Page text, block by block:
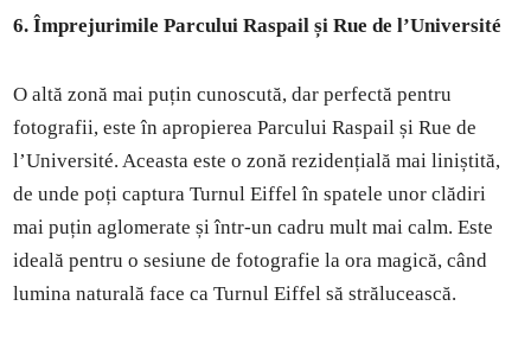
6. Împrejurimile Parcului Raspail și Rue de l’Université
O altă zonă mai puțin cunoscută, dar perfectă pentru
fotografii, este în apropierea Parcului Raspail și Rue de
l’Université. Aceasta este o zonă rezidențială mai liniștită,
de unde poți captura Turnul Eiffel în spatele unor clădiri
mai puțin aglomerate și într-un cadru mult mai calm. Este
ideală pentru o sesiune de fotografie la ora magică, când
lumina naturală face ca Turnul Eiffel să strălucească.